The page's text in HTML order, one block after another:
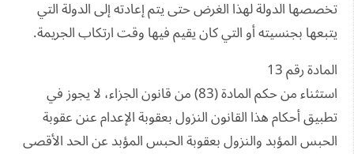
تخصصها الدولة لهذا الغرض حتى يتم إعادته إلى الدولة التي
يتبعها بجنسيته أو التي كان يقيم فيها وقت ارتكاب الجريمة.
المادة رقم 13
استثناء من حكم المادة (83) من قانون الجزاء، لا يجوز في
تطبيق أحكام هذا القانون النزول بعقوبة الإعدام عنن عقوبة
الحبس المؤبد والنزول بعقوبة الحبس المؤبد عن الحد الأقصى